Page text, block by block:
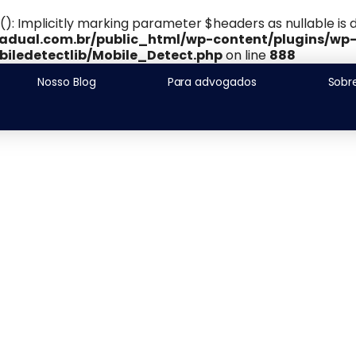
Implicitly marking parameter $headers as nullable is
public_html/wp-content/plugins/wp-
Mobile_Detect.phpon line 888
Nosso Blog Para advogados